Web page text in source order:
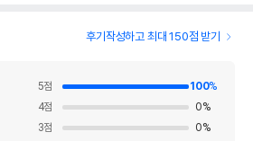
상세페이지 참조후기작성하고 최대 150점 받기
5점 100%
4점 0%
3점 0%